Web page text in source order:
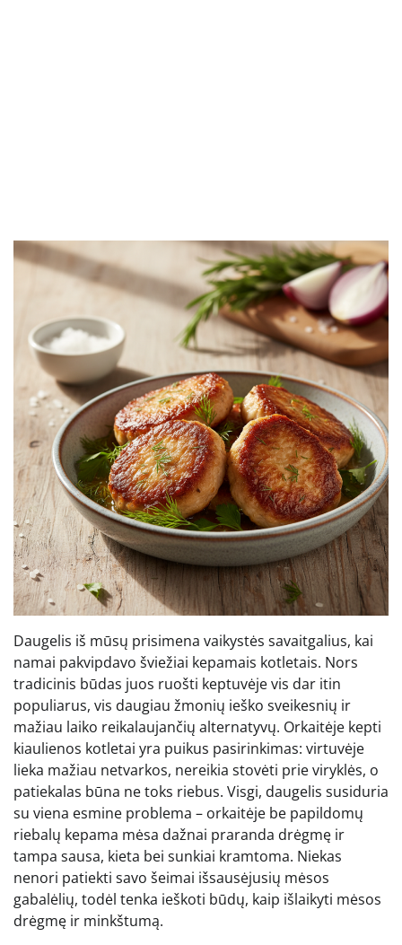
Daugelis iš mūsų prisimena vaikystės savaitgalius, kai
namai pakvipdavo šviežiai kepamais kotletais. Nors
tradicinis būdas juos ruošti keptuvėje vis dar itin
populiarus, vis daugiau žmonių ieško sveikesnių ir
mažiau laiko reikalaujančių alternatyvų. Orkaitėje kepti
kiaulienos kotletai yra puikus pasirinkimas: virtuvėje
lieka mažiau netvarkos, nereikia stovėti prie viryklės, o
patiekalas būna ne toks riebus. Visgi, daugelis susiduria
su viena esmine problema – orkaitėje be papildomų
riebalų kepama mėsa dažnai praranda drėgmę ir
tampa sausa, kieta bei sunkiai kramtoma. Niekas
nenori patiekti savo šeimai išsausėjusių mėsos
gabalėlių, todėl tenka ieškoti būdų, kaip išlaikyti mėsos
drėgmę ir minkštumą.